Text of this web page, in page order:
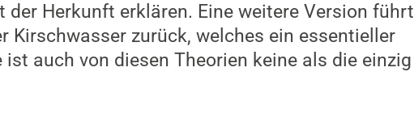
Herkunft erklären. Eine weitere Version führt
Kirschwasser zurück, welches ein essentieller
auch von diesen Theorien keine als die einzig